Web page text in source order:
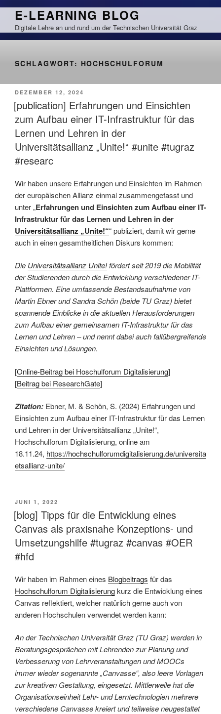
Zum
springen
E-LEARNING BLOG
Digitale Lehre an und rund um der Technischen Universität Graz
SCHLAGWORT: HOCHSCHULFORUM
VERÖFFENTLICHT
AM
DEZEMBER 12, 2024
[publication] Erfahrungen und Einsichten
zum Aufbau einer IT-Infrastruktur für das
Lernen und Lehren in der
Universitätsallianz „Unite!“ #unite #tugraz
#researc
Wir haben unsere Erfahrungen und Einsichten im Rahmen
der europäischen Allianz einmal zusammengefasst und
unter „Erfahrungen und Einsichten zum Aufbau einer IT-
Infrastruktur für das Lernen und Lehren in der
Universitätsallianz „Unite!““ publiziert, damit wir gerne
auch in einen gesamtheitlichen Diskurs kommen:
Die Universitätsallianz Unite!fördert seit 2019 die Mobilität
der Studierenden durch die Entwicklung verschiedener IT-
Plattformen. Eine umfassende Bestandsaufnahme von
Martin Ebner und Sandra Schön (beide TU Graz) bietet
spannende Einblicke in die aktuellen Herausforderungen
zum Aufbau einer gemeinsamen IT-Infrastruktur für das
Lernen und Lehren – und nennt dabei auch fallübergreifende
Einsichten und Lösungen.
[Online-Beitrag bei Hoschulforum Digitalisierung]
[Beitrag bei ResearchGate]
Zitation: Ebner, M. & Schön, S. (2024) Erfahrungen und
Einsichten zum Aufbau einer IT-Infrastruktur für das Lernen
und Lehren in der Universitätsallianz „Unite!“,
Hochschulforum Digitalisierung, online am
18.11.24, https://hochschulforumdigitalisierung.de/universita
etsallianz-unite/
VERÖFFENTLICHT
AM
JUNI 1, 2022
[blog] Tipps für die Entwicklung eines
Canvas als praxisnahe Konzeptions- und
Umsetzungshilfe #tugraz #canvas #OER
#hfd
Wir haben im Rahmen eines Blogbeitrags für das
Hochschulforum Digitalisierungkurz die Entwicklung eines
Canvas reflektiert, welcher natürlich gerne auch von
anderen Hochschulen verwendet werden kann:
An der Technischen Universität Graz (TU Graz) werden in
Beratungsgesprächen mit Lehrenden zur Planung und
Verbesserung von Lehrveranstaltungen und MOOCs
immer wieder sogenannte „Canvasse“, also leere Vorlagen
zur kreativen Gestaltung, eingesetzt. Mittlerweile hat die
Organisationseinheit Lehr- und Lerntechnologien mehrere
verschiedene Canvasse kreiert und teilweise neugestaltet